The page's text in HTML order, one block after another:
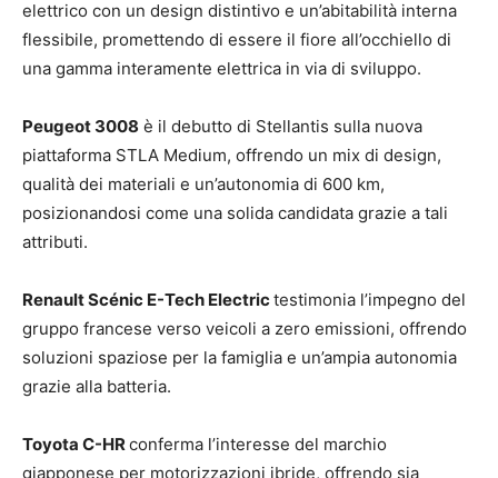
elettrico con un design distintivo e un’abitabilità interna
flessibile, promettendo di essere il fiore all’occhiello di
una gamma interamente elettrica in via di sviluppo.
Peugeot 3008 è il debutto di Stellantis sulla nuova
piattaforma STLA Medium, offrendo un mix di design,
qualità dei materiali e un’autonomia di 600 km,
posizionandosi come una solida candidata grazie a tali
attributi.
Renault Scénic E-Tech Electrictestimonia l’impegno del
gruppo francese verso veicoli a zero emissioni, offrendo
soluzioni spaziose per la famiglia e un’ampia autonomia
grazie alla batteria.
Toyota C-HRconferma l’interesse del marchio
giapponese per motorizzazioni ibride, offrendo sia